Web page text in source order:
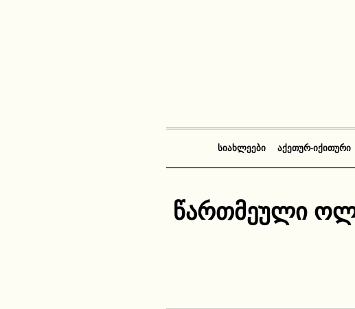
ᲡᲘᲐᲮᲚᲔᲔᲑᲘ ᲐᲥᲔᲗᲣᲠ-ᲘᲥᲘᲗᲣᲠᲘ
წართმეული